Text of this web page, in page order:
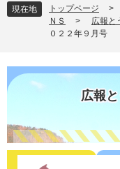
でば
文
現在地 トップページ >
ＮＳ
> 広報と
０２２年９月号
広報